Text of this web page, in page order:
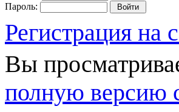
Пароль:
Регистрация на
Вы
полную версию